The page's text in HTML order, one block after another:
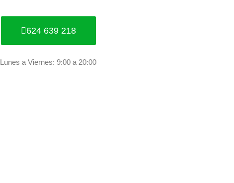
624 639 218
Lunes a Viernes: 9:00 a 20:00